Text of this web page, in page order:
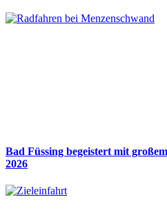
Bad Füssing begeistert mit
2026